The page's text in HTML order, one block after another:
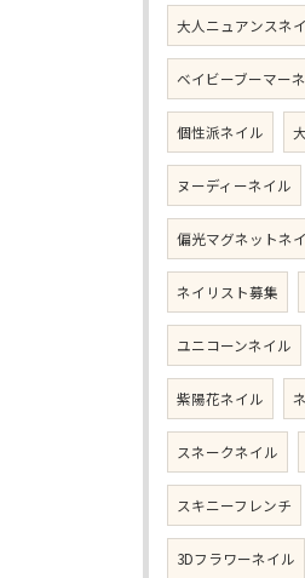
大人ニュアンスネ
ベイビーブーマー
個性派ネイル
ヌーディーネイル
偏光マグネットネ
ネイリスト募集
ユニコーンネイル
紫陽花ネイル
スネークネイル
スキニーフレンチ
3Dフラワーネイル